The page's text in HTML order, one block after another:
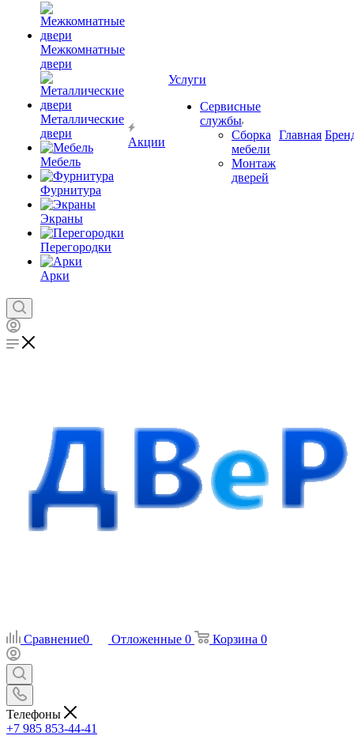
Межкомнатные
двери
Металлические
двери
Мебель
Фурнитура
Экраны
Перегородки
Арки
Акции
Услуги
Сервисные
службы
Сборка
мебели
Монтаж
дверей
Главная
Сравнение0 Отложенные 0 Корзина 0
Телефоны
+7 985 853-44-41